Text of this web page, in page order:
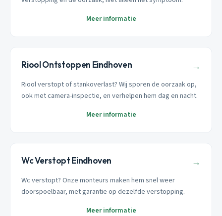
Meer informatie
Riool Ontstoppen Eindhoven →
Riool verstopt of stankoverlast? Wij sporen de oorzaak op,
ook met camera-inspectie, en verhelpen hem dag en nacht.
Meer informatie
Wc Verstopt Eindhoven →
Wc verstopt? Onze monteurs maken hem snel weer
doorspoelbaar, met garantie op dezelfde verstopping.
Meer informatie